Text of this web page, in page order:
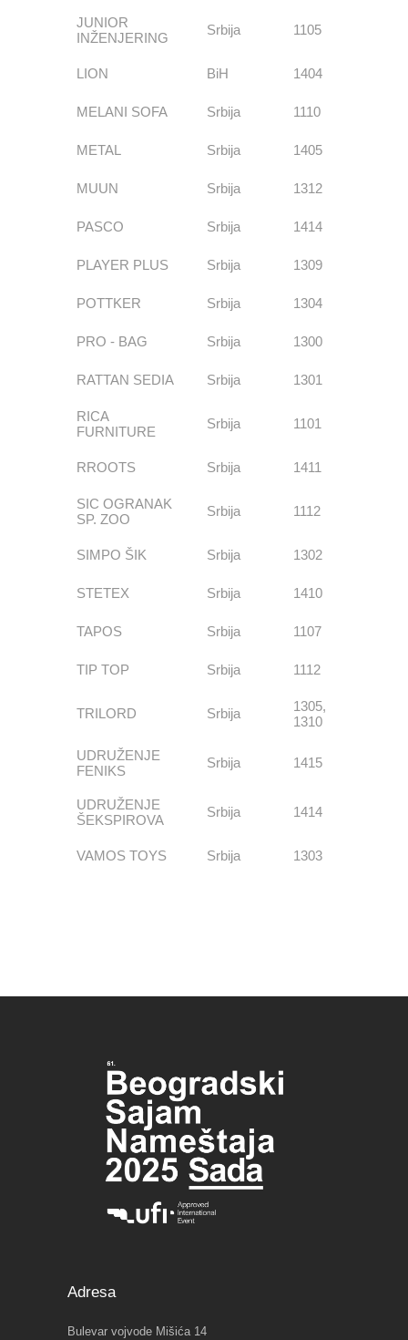
JUNIOR
INŽENJERING
Srbija 1105
LION BiH 1404
MELANI SOFA Srbija 1110
METAL Srbija 1405
MUUN Srbija 1312
PASCO Srbija 1414
PLAYER PLUS Srbija 1309
POTTKER Srbija 1304
PRO - BAG Srbija 1300
RATTAN SEDIA Srbija 1301
RICA
FURNITURE
Srbija 1101
RROOTS Srbija 1411
SIC OGRANAK
SP. ZOO
Srbija 1112
SIMPO ŠIK Srbija 1302
STETEX Srbija 1410
TAPOS Srbija 1107
TIP TOP Srbija 1112
TRILORD Srbija
1305,
1310
UDRUŽENJE
FENIKS
Srbija 1415
UDRUŽENJE
ŠEKSPIROVA
Srbija 1414
VAMOS TOYS Srbija 1303
Adresa
Bulevar vojvode Mišića 14